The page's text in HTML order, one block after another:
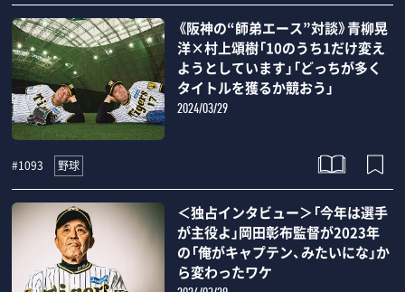
《阪神の“師弟エース”対談》青柳晃
洋×村上頌樹「10のうち1だけ変え
ようとしています」「どっちが多く
タイトルを獲るか競おう」
2024/03/29
#1093 野球
＜独占インタビュー＞「今年は選手
が主役よ」岡田彰布監督が2023年
の「俺がキャプテン、みたいにな」か
ら変わったワケ